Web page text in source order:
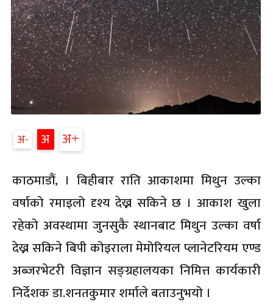
अ अ अ
काठमाडौं, । बिहीबार राति आकाशमा मिथुन उल्का
वर्षाको रमाइलो दृश्य देख्न सकिने छ । आकाश खुला
रहेको अवस्थामा जुनसुकै स्थानबाट मिथुन उल्का वर्षा
देख्न सकिने बिपी कोइराला मेमोरियल प्लानेटरियम एण्ड
अब्जरभेटरी विज्ञान सङ्ग्रहालयका निमित्त कार्यकारी
निर्देशक डा.शनतकुमार शर्माले बताउनुभयो ।